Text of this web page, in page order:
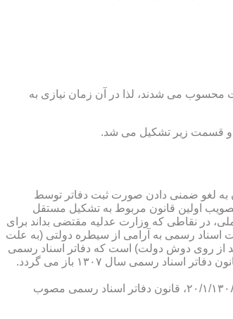
محسوب می شدند، لذا در آن زمان نیازی به
تغییرات آن می توان به لغو ضمنی دادن صورت ثبت دفاتر توسط
اولین قانون مربوط به تشكیل مستقل
دفاتر اسناد رسمی مصوب ۱۳/۱۱/۱۳۰۷ كمیسیون عدلیه مجلس شورای ملی، در نقاطی كه وزارت عدلیه مقتضی بداند برای
اسناد رسمی به آرامی از سیطره دولتی (به علت
از روی دوش دولت) است كه دفاتر اسناد رسمی
شكل می گیرد، علی رغم اینكه صلاحیت دفاتر در آن زمان محلی بوده است. به عبارت دیگر اولین اقدام مربوط به خصوصی سازی تنظیم اسناد مراجعان، به قانون دفاتر اسناد رسمی سال ۱۳۰۷ باز می گردد.
در آن زمان، هر دفتر اسناد رسمی مركب از یك نفر صاحب دفتر و لااقل یك نفر نماینده اداره ثبت اسناد بوده است. با تصویب قانون ثبت اسناد و املاك مصوب ۲۰/۱/۱۳۰۸، قانون دفاتر اسناد رسمی مصوب